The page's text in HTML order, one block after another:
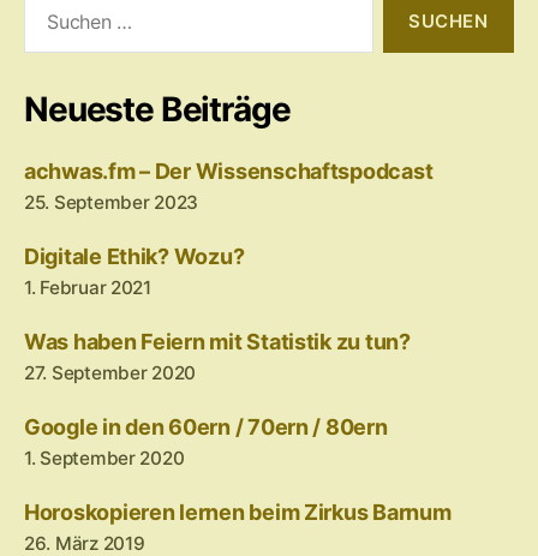
nach:
Neueste Beiträge
achwas.fm – Der Wissenschaftspodcast
25. September 2023
Digitale Ethik? Wozu?
1. Februar 2021
Was haben Feiern mit Statistik zu tun?
27. September 2020
Google in den 60ern / 70ern / 80ern
1. September 2020
Horoskopieren lernen beim Zirkus Barnum
26. März 2019